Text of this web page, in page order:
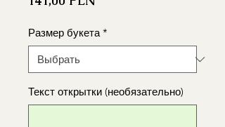
Размер букета *
Текст открытки (необязательно)